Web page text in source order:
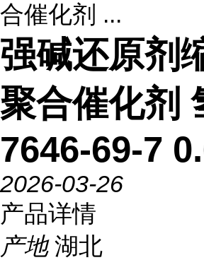
合催化剂 ...
强碱还原剂
聚合催化剂
7646-69-7
2026-03-26
产品详情
产地 湖北